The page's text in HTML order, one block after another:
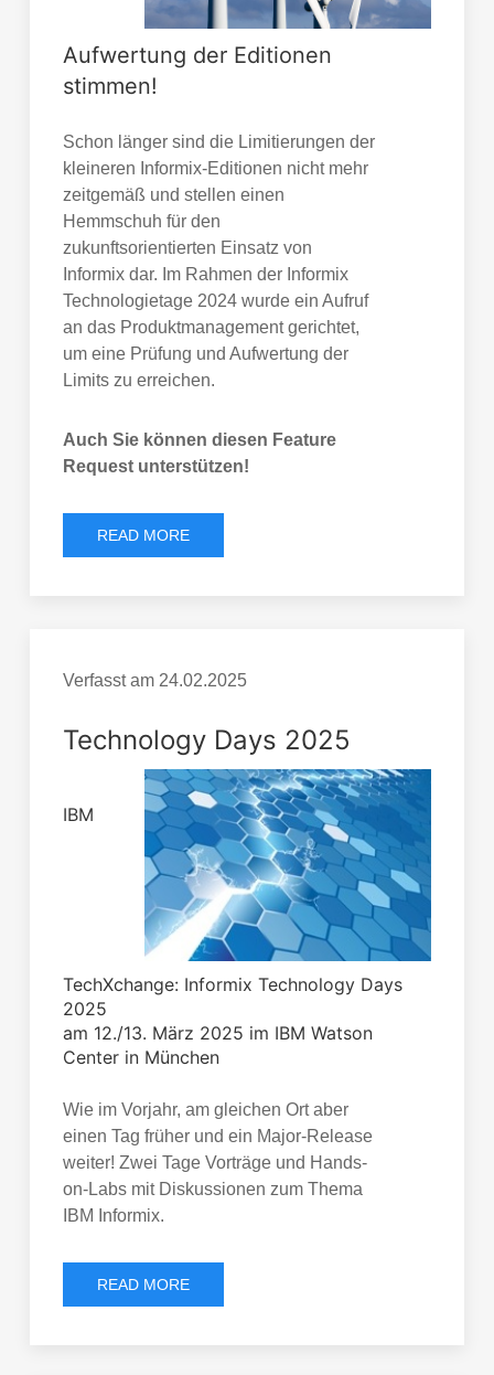
Aufwertung der Editionen
stimmen!
Schon länger sind die Limitierungen der
kleineren Informix-Editionen nicht mehr
zeitgemäß und stellen einen
Hemmschuh für den
zukunftsorientierten Einsatz von
Informix dar. Im Rahmen der Informix
Technologietage 2024 wurde ein Aufruf
an das Produktmanagement gerichtet,
um eine Prüfung und Aufwertung der
Limits zu erreichen.
Auch Sie können diesen Feature
Request unterstützen!
READ MORE
Verfasst am 24.02.2025
Technology Days 2025
IBM
TechXchange: Informix Technology Days
2025
am 12./13. März 2025 im IBM Watson
Center in München
Wie im Vorjahr, am gleichen Ort aber
einen Tag früher und ein Major-Release
weiter! Zwei Tage Vorträge und Hands-
on-Labs mit Diskussionen zum Thema
IBM Informix.
READ MORE